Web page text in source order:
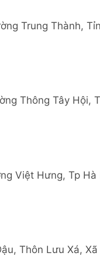
Trung Thành,
Thông Tây Hội,
Việt Hưng, Tp Hà
Thôn Lưu Xá,